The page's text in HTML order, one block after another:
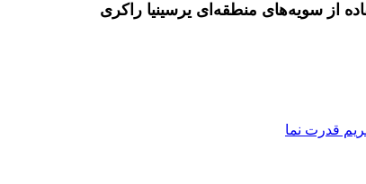
از سویه‌های منطقه‌ای یرسینیا راکری
قدرت نما